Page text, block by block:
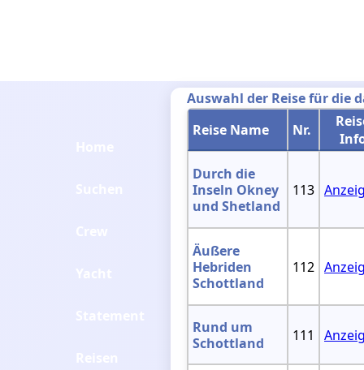
Auswahl der Reise für die
Reise Name
Nr.
Durch die
Inseln Okney
und Shetland
113
Äußere
Hebriden
Schottland
112
Rund um
Schottland
111